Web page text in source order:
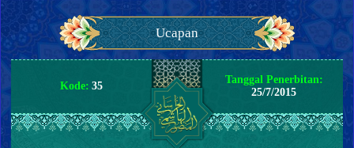
Ucapan
Kode: 35
Tanggal Penerbitan:
25/7/2015